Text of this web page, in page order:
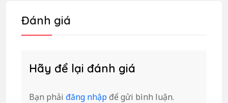
Đánh giá
Hãy để lại đánh giá
Bạn phải đăng nhập để gửi bình luận.